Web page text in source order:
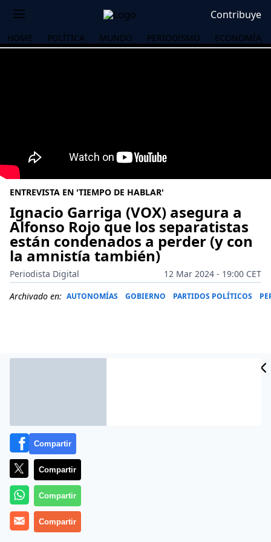
Contribuye
HOME POLÍTICA MUNDO PERIODISMO ECONOMÍA
ENTREVISTA EN 'TIEMPO DE HABLAR'
Ignacio Garriga (VOX) asegura a
Alfonso Rojo que los separatistas
están condenados a perder (y con
la amnistía también)
Periodista Digital
12 Mar 2024 - 19:00 CET
Archivado en: AUTONOMÍAS GOBIERNO PARTIDOS POLÍTICOS
Más información
Compartir
Compartir
Compartir
Compartir